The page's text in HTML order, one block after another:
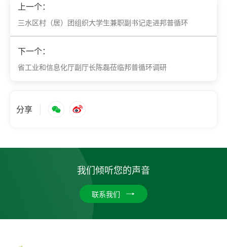
上一个：
三水区村（居）团组织大学生兼职副书记走进邦普循环
下一个：
省工业和信息化厅副厅长陈磊莅临邦普循环调研
分享
我们倾听您的声音
联系我们